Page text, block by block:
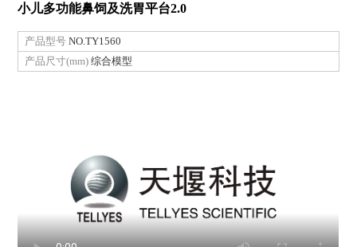
小儿多功能鼻饲及洗胃平台2.0
产品型号 NO.TY1560
产品尺寸(mm) 综合模型